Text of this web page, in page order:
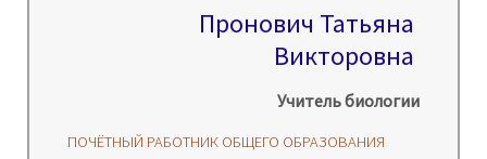
Пронович Татьяна
Викторовна
Учитель биологии
ПОЧЁТНЫЙ РАБОТНИК ОБЩЕГО ОБРАЗОВАНИЯ